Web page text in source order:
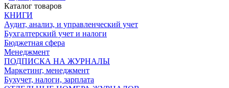
Каталог товаров
КНИГИ
Аудит, анализ, и управленческий учет
Бухгалтерский учет и налоги
Бюджетная сфера
Менеджмент
ПОДПИСКА НА ЖУРНАЛЫ
Маркетинг, менеджмент
Бухучет, налоги, зарплата